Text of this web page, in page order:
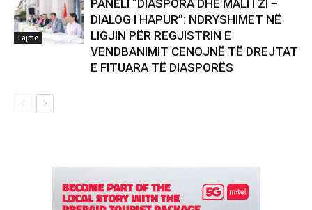
Lajme
PANELI “DIASPORA DHE MALI I ZI –
DIALOG I HAPUR”: NDRYSHIMET NË
LIGJIN PËR REGJISTRIN E
VENDBANIMIT CENOJNË TË DREJTAT
E FITUARA TË DIASPORËS